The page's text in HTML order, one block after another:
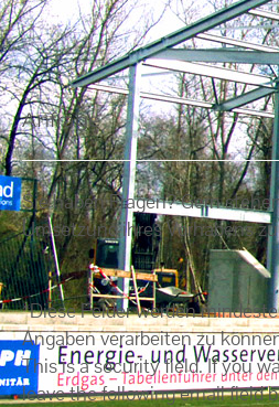
Anfrage
Sie haben Fragen? Gern
Umsetzung ihres Vorhabens
*Diese Felder werden
Angaben verarbeiten zu
This is a security field. If you
leave the following email field